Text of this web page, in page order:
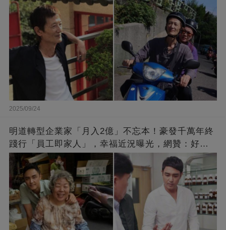
2025/09/24
明道轉型企業家「月入2億」不忘本！豪發千萬年終
踐行「員工即家人」，幸福近況曝光，網贊：好老
闆的福報